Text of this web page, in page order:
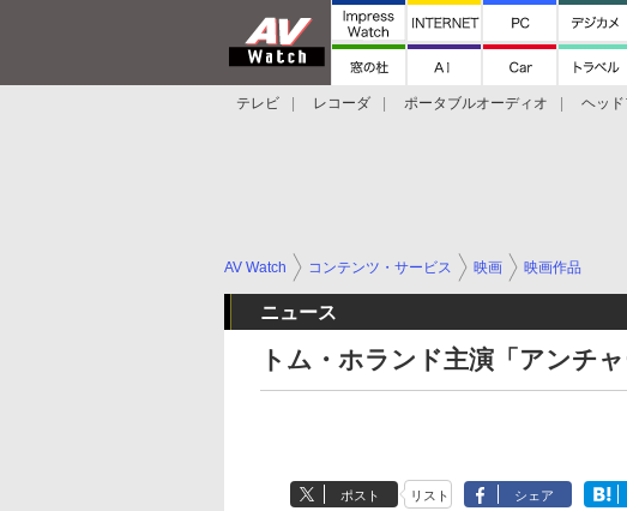
テレビ レコーダ ポータブルオーディオ ヘッ
AV Watch コンテンツ・サービス 映画 映画作品
ニュース
トム・ホランド主演「アンチ
ポスト リスト シェア